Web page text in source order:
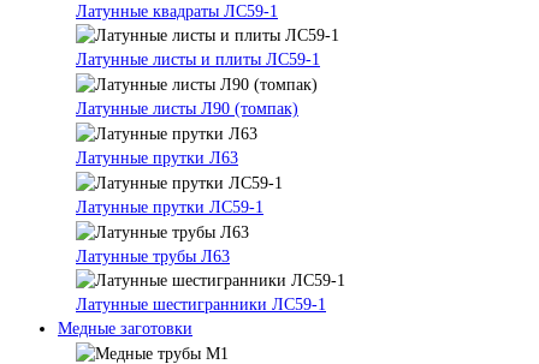
Латунные квадраты ЛС59-1
Латунные листы и плиты ЛС59-1
Латунные листы Л90 (томпак)
Латунные прутки Л63
Латунные прутки ЛС59-1
Латунные трубы Л63
Латунные шестигранники ЛС59-1
Медные заготовки